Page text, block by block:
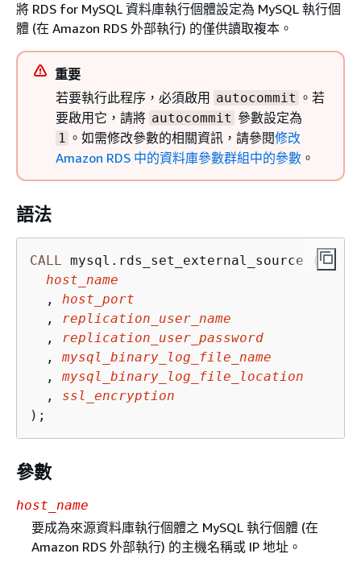
將 RDS for MySQL 資料庫執行個體設定為 MySQL 執行個
體 (在 Amazon RDS 外部執行) 的僅供讀取複本。
重要
若要執行此程序，必須啟用 autocommit 。若
要啟用它，請將 autocommit 參數設定為
1 。如需修改參數的相關資訊，請參閱修改
Amazon RDS 中的資料庫參數群組中的參數 。
語法
CALL mysql.rds_set_external_source (
host_name
  ,
host_port
  ,
replication_user_name
  ,
replication_user_password
  ,
mysql_binary_log_file_name
  ,
mysql_binary_log_file_location
  ,
ssl_encryption
);
參數
host_name
要成為來源資料庫執行個體之 MySQL 執行個體 (在
Amazon RDS 外部執行) 的主機名稱或 IP 地址。